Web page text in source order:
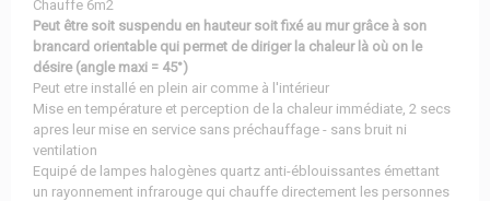
Chauffe 6m2
Peut être soit suspendu en hauteur soit fixé au mur grâce à son
brancard orientable qui permet de diriger la chaleur là où on le
désire (angle maxi = 45°)
Peut etre installé en plein air comme à l'intérieur
Mise en température et perception de la chaleur immédiate, 2 secs
apres leur mise en service sans préchauffage - sans bruit ni
ventilation
Equipé de lampes halogènes quartz anti-éblouissantes émettant
un rayonnement infrarouge qui chauffe directement les personnes